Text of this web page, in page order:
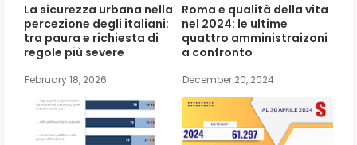
La sicurezza urbana nella
percezione degli italiani:
tra paura e richiesta di
regole più severe
February 18, 2026
Roma e qualità della vita
nel 2024: le ultime
quattro amministraizoni
a confronto
December 20, 2024